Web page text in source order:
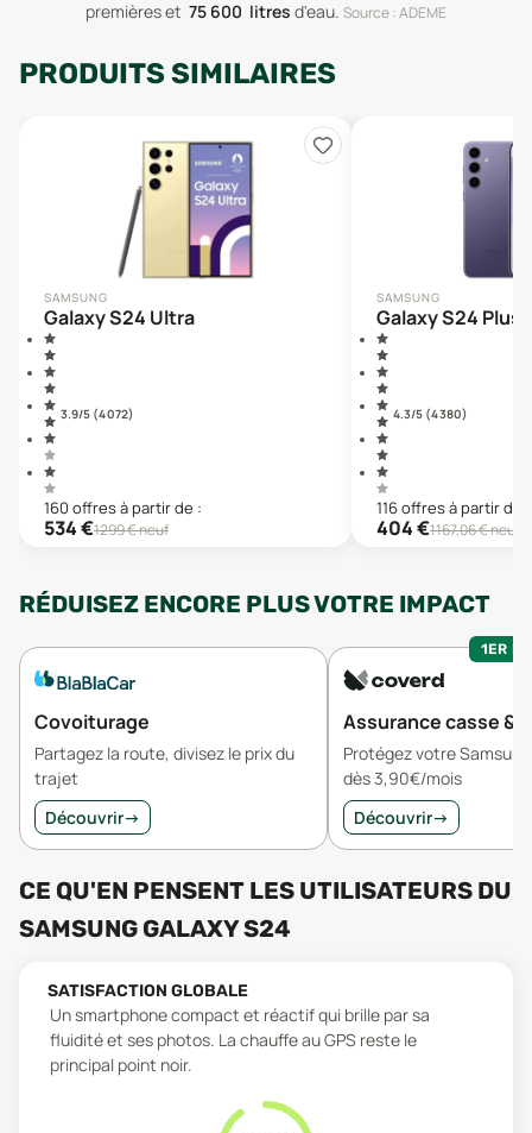
premièreset 75 600 litres d'eau. Source : ADEME
PRODUITS SIMILAIRES
SAMSUNG
Galaxy S24 Ultra
3.9/5 (4 072)
160 offresà partir de :
534€1299€ neuf
SAMSUNG
Galaxy S24 Plus
4.3/5 (4 380)
116offresà partir de :
404€1167,06€ neuf
RÉDUISEZ ENCORE PLUS VOTRE IMPACT
Covoiturage
Partagez la route, divisez le prix du
trajet
Découvrir→
1ER
Assurance casse &
Protégez votre
dès 3,90€/mois
Découvrir→
CE QU'EN PENSENT LES UTILISATEURS DU
SAMSUNG GALAXY S24
SATISFACTION GLOBALE
Un smartphone compact et réactif qui brille par sa
fluidité et ses photos. La chauffe au GPS reste le
principal point noir.